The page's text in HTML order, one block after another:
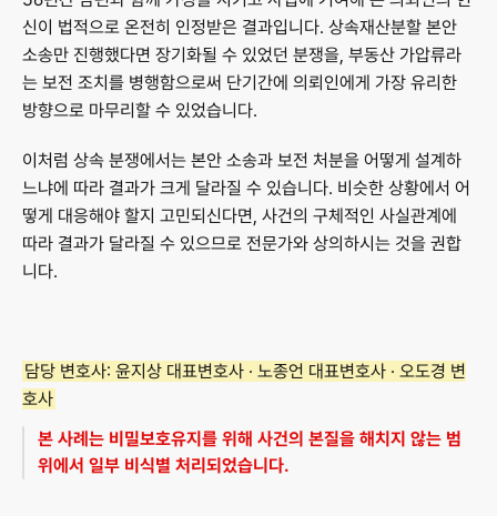
신이 법적으로 온전히 인정받은 결과입니다. 상속재산분할 본안
소송만 진행했다면 장기화될 수 있었던 분쟁을, 부동산 가압류라
는 보전 조치를 병행함으로써 단기간에 의뢰인에게 가장 유리한
방향으로 마무리할 수 있었습니다.
이처럼 상속 분쟁에서는 본안 소송과 보전 처분을 어떻게 설계하
느냐에 따라 결과가 크게 달라질 수 있습니다. 비슷한 상황에서 어
떻게 대응해야 할지 고민되신다면, 사건의 구체적인 사실관계에
따라 결과가 달라질 수 있으므로 전문가와 상의하시는 것을 권합
니다.
담당 변호사: 윤지상 대표변호사 · 노종언 대표변호사 · 오도경 변
호사
본 사례는 비밀보호유지를 위해 사건의 본질을 해치지 않는 범
위에서 일부 비식별 처리되었습니다.